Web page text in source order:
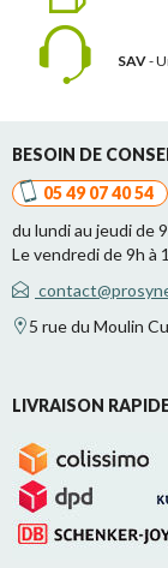
SAV-
BESOIN DE
05 49 07 40 54
du lundi au jeudi de
Le vendredi de 9h à
5 rue du Moulin
LIVRAISON